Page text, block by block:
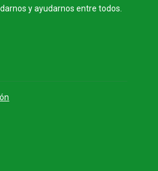
y ayudarnos entre todos.